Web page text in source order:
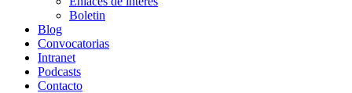
Boletin
Blog
Convocatorias
Intranet
Podcasts
Contacto